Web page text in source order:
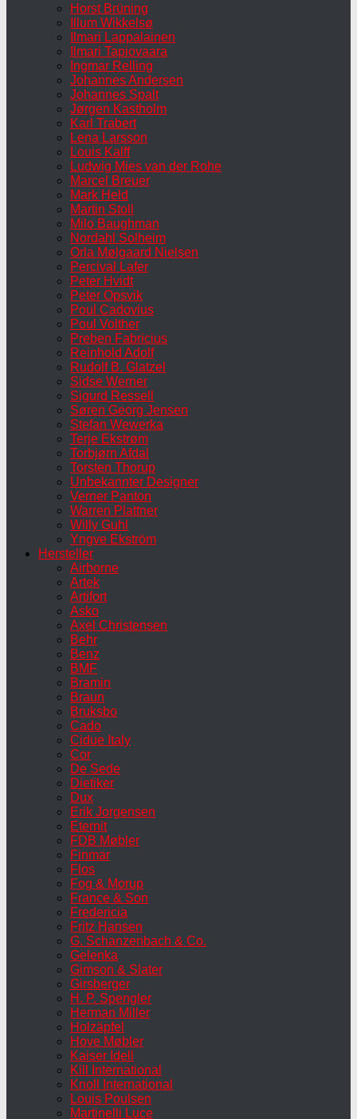
Horst Brüning
Illum Wikkelsø
Ilmari Lappalainen
Ilmari Tapiovaara
Ingmar Relling
Johannes Andersen
Johannes Spalt
Jørgen Kastholm
Karl Trabert
Lena Larsson
Louis Kalff
Ludwig Mies van der Rohe
Marcel Breuer
Mark Held
Martin Stoll
Milo Baughman
Nordahl Solheim
Orla Mølgaard Nielsen
Percival Lafer
Peter Hvidt
Peter Opsvik
Poul Cadovius
Poul Volther
Preben Fabricius
Reinhold Adolf
Rudolf B. Glatzel
Sidse Werner
Sigurd Ressell
Søren Georg Jensen
Stefan Wewerka
Terje Ekstrøm
Torbjørn Afdal
Torsten Thorup
Unbekannter Designer
Verner Panton
Warren Plattner
Willy Guhl
Yngve Ekström
Hersteller
Airborne
Artek
Artifort
Asko
Axel Christensen
Behr
Benz
BMF
Bramin
Braun
Bruksbo
Cado
Cidue Italy
Cor
De Sede
Dietiker
Dux
Erik Jorgensen
Eternit
FDB Møbler
Finmar
Flos
Fog & Morup
France & Son
Fredericia
Fritz Hansen
G. Schanzenbach & Co.
Gelenka
Gimson & Slater
Girsberger
H. P. Spengler
Herman Miller
Holzäpfel
Hove Møbler
Kaiser Idell
Kill International
Knoll International
Louis Poulsen
Martinelli Luce